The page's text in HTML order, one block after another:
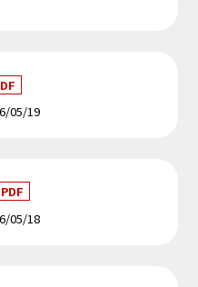
05/19
PDF
05/18